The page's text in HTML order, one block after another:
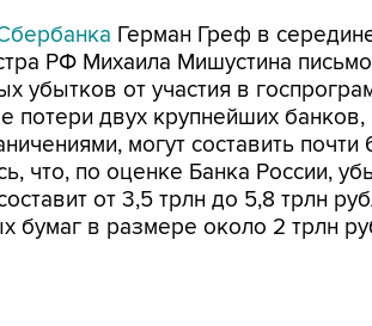
Герман Греф в
РФ Михаила Мишустина
убытков от участия в
потери двух крупнейших
могут составить
что, по оценке Банка России,
от 3,5 трлн до 5,8 трлн
бумаг в размере около 2 трлн